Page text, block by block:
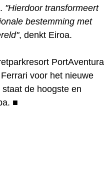
"Hierdoor transformeert
bestemming met
, denkt Eiroa.
PortAventura
voor het nieuwe
de hoogste en
■